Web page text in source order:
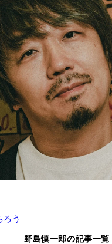
ろう
野島慎一郎の記事一覧